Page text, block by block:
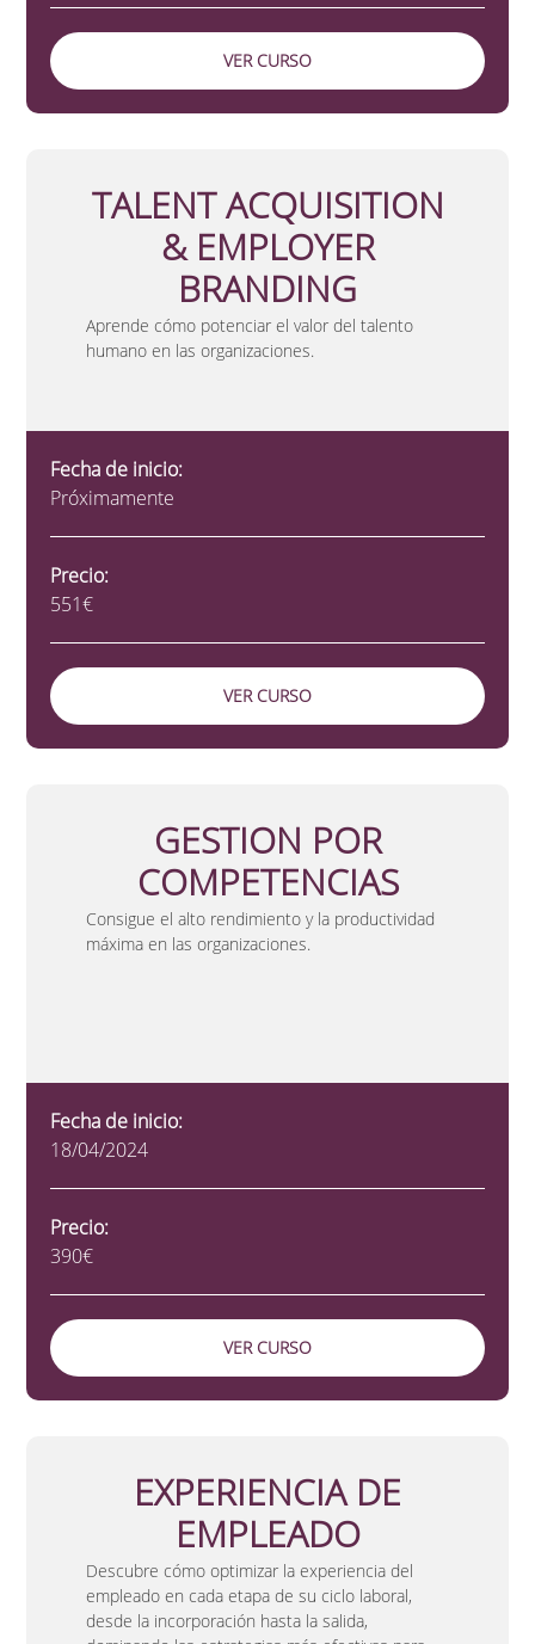
VER CURSO
TALENT ACQUISITION
& EMPLOYER
BRANDING
Aprende cómo potenciar el valor del talento
humano en las organizaciones.
Fecha de inicio:
Próximamente
Precio:
551€
VER CURSO
GESTION POR
COMPETENCIAS
Consigue el alto rendimiento y la productividad
máxima en las organizaciones.
Fecha de inicio:
18/04/2024
Precio:
390€
VER CURSO
EXPERIENCIA DE
EMPLEADO
Descubre cómo optimizar la experiencia del
empleado en cada etapa de su ciclo laboral,
desde la incorporación hasta la salida,